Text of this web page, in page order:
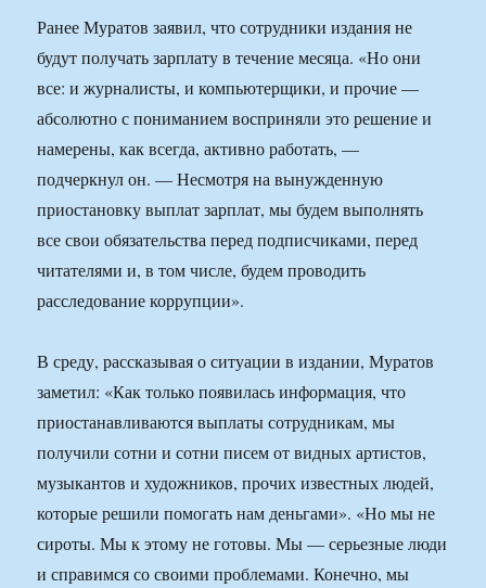
Ранее Муратов заявил, что сотрудники издания не
будут получать зарплату в течение месяца. «Но они
все: и журналисты, и компьютерщики, и прочие —
абсолютно с пониманием восприняли это решение и
намерены, как всегда, активно работать, —
подчеркнул он. — Несмотря на вынужденную
приостановку выплат зарплат, мы будем выполнять
все свои обязательства перед подписчиками, перед
читателями и, в том числе, будем проводить
расследование коррупции».
В среду, рассказывая о ситуации в издании, Муратов
заметил: «Как только появилась информация, что
приостанавливаются выплаты сотрудникам, мы
получили сотни и сотни писем от видных артистов,
музыкантов и художников, прочих известных людей,
которые решили помогать нам деньгами». «Но мы не
сироты. Мы к этому не готовы. Мы — серьезные люди
и справимся со своими проблемами. Конечно, мы